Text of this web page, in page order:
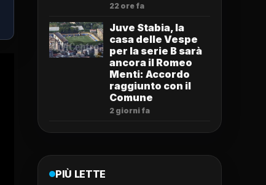
22 ore fa
Juve Stabia, la
casa delle Vespe
per la serie B sarà
ancora il Romeo
Menti: Accordo
raggiunto con il
Comune
2 giorni fa
PIÙ LETTE